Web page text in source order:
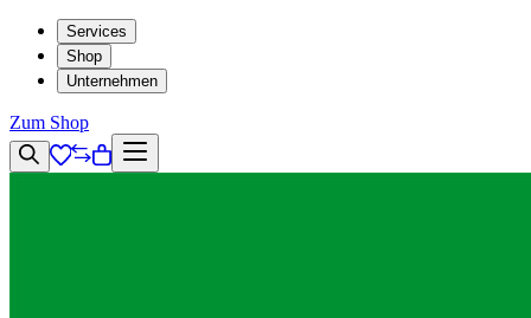
Services
Shop
Unternehmen
Zum Shop